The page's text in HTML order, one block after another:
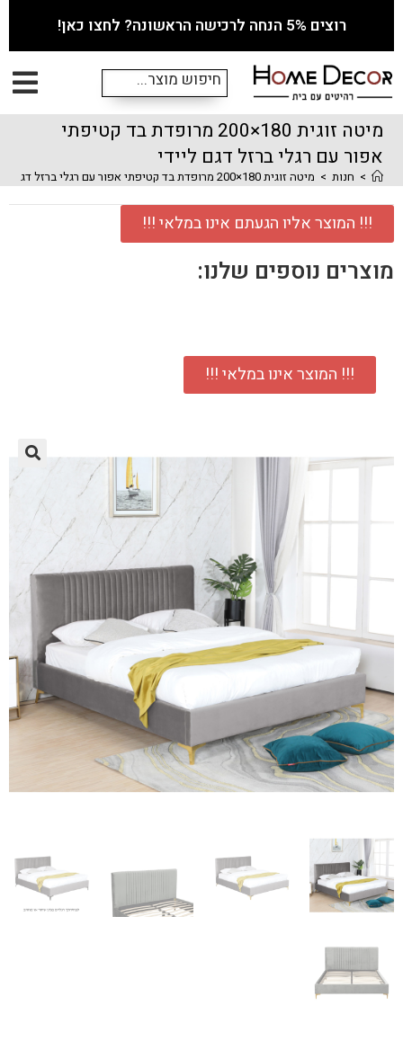
רוצים 5% הנחה לרכישה הראשונה? לחצו כאן!
מיטה זוגית 180×200 מרופדת בד קטיפתי
אפור עם רגלי ברזל דגם ליידי
> חנות > מיטה זוגית 180×200 מרופדת בד קטיפתי אפור עם רגלי ברזל דגם ליידי
!!! המוצר אליו הגעתם אינו במלאי !!!
מוצרים נוספים שלנו:
!!! המוצר אינו במלאי !!!